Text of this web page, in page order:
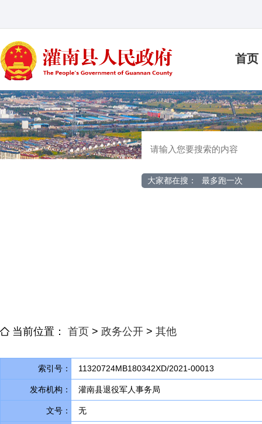
首页
大家都在搜： 最多跑一次
当前位置： 首页 > 政务公开 > 其他
索引号： 11320724MB180342XD/2021-00013
发布机构： 灌南县退役军人事务局
文号： 无